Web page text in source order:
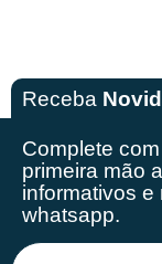
Receba
Complete
primeira mão
informativos
whatsapp.